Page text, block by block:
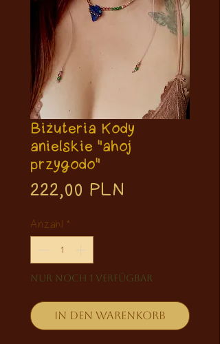
Biżuteria Kody
anielskie "ahoj
przygodo"
222,00 PLN
Anzahl *
Nur noch 1 verfügbar
In den Warenkorb